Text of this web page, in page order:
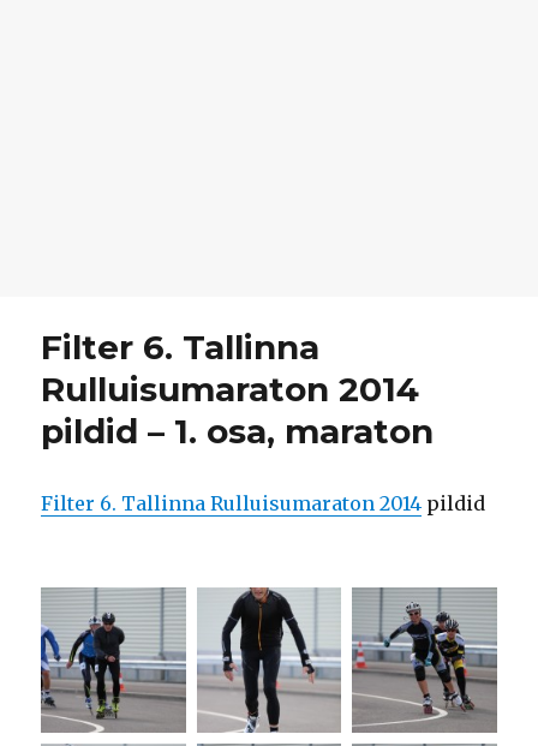
Filter 6. Tallinna
Rulluisumaraton 2014
pildid – 1. osa, maraton
Filter 6. Tallinna Rulluisumaraton 2014 pildid